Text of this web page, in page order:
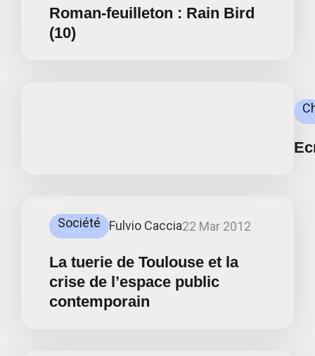
Roman-feuilleton : Rain Bird
(10)
Société Fulvio Caccia22 Mar 2012
La tuerie de Toulouse et la
crise de l’espace public
contemporain